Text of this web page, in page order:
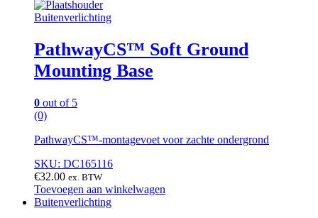
Buitenverlichting
PathwayCS™ Soft Ground
Mounting Base
0 out of 5
(0)
PathwayCS™-montagevoet voor zachte ondergrond
SKU: DC165116
€32.00 ex. BTW
Toevoegen aan winkelwagen
Buitenverlichting